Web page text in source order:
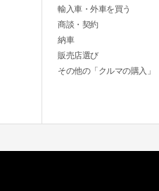
輸入車・外車を買う
商談・契約
納車
販売店選び
その他の「クルマの購入」